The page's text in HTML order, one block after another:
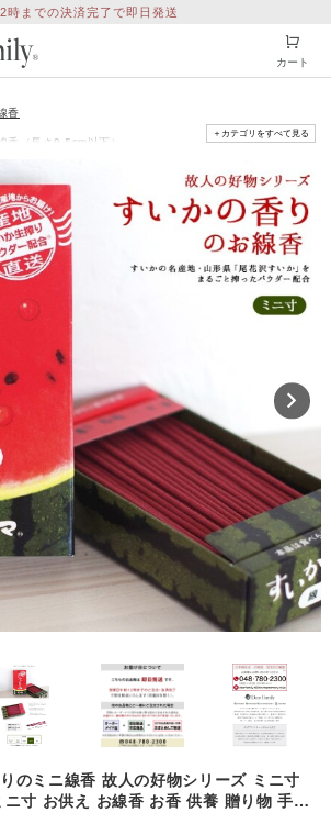
時までの決済完了で即日発送
カート
香
香（長さ9.5cm以下）
＋カテゴリをすべて見る
のミニ線香 故人の好物シリーズ ミニ寸
寸 お供え お線香 お香 供養 贈り物 手元